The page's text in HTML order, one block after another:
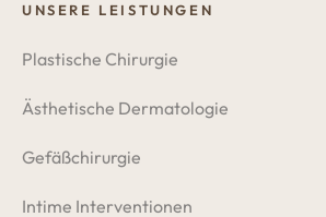
UNSERE LEISTUNGEN
Plastische Chirurgie
Ästhetische Dermatologie
Gefäßchirurgie
Intime Interventionen